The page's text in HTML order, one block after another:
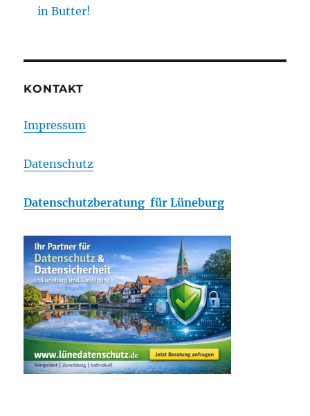
in Butter!
KONTAKT
Impressum
Datenschutz
Datenschutzberatung für Lüneburg